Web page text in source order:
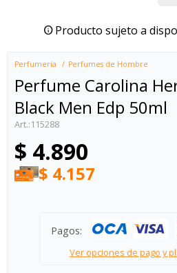
Producto sujeto a
Perfumería Perfumes de Hombre
Perfume Carolina
Black Men Edp 50ml
115288
$ 4.890
$ 4.157
Pagos:
Ver opciones de pago y